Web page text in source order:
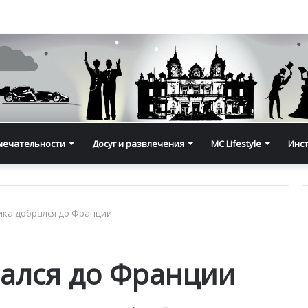
Досуг и развлечения MC Lifestyle
добрался до Франции
до Франции